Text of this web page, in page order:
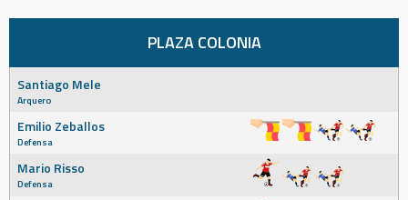
PLAZA COLONIA
Santiago Mele
Arquero
Emilio Zeballos
Defensa
Mario Risso
Defensa